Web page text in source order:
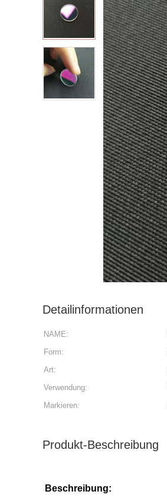
Detailinformationen
NAME:
Form:
Art:
Verwendung:
Markieren:
Produkt-Beschreibung
Beschreibung: